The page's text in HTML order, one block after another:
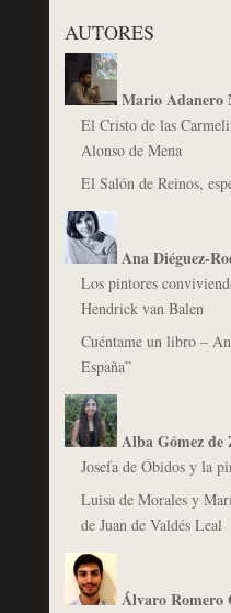
AUTORES
Mario Adanero
El Cristo de las
Alonso de Mena
El Salón de Reinos,
Ana Diéguez-
Los pintores
Hendrick van Balen
Cuéntame un libro –
España”
Alba Gómez de
Josefa de Óbidos y la
Luisa de Morales y
de Juan de Valdés Leal
Álvaro Romero